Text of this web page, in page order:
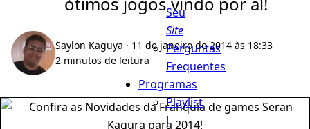
Seu
Site
Perguntas
Frequentes
Programas
Playlist
J
Saylon Kaguya · 11 de janeiro de 2014 às 18:33
2 minutos de leitura